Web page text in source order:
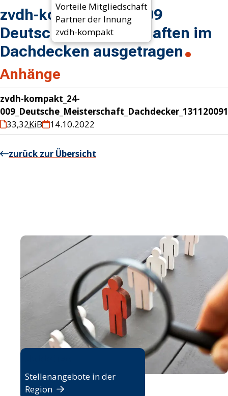
Vorteile Mitgliedschaft
Partner der Innung
zvdh-kompakt
zvdh-kompakt 24/2009
Deutsche Meisterschaften im
Dachdecken ausgetragen
Anhänge
zvdh-kompakt_24-
33,32KiB 14.10.2022
zurück zur Übersicht
Stellenangebote in der
Region